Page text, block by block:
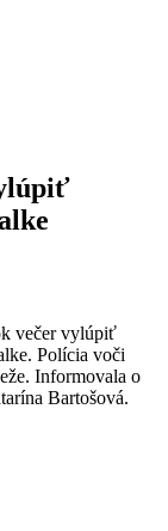
večer vylúpiť
Polícia voči
Informovala o
Bartošová.